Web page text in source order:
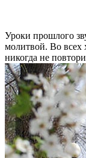
Уроки прошлого
молитвой. Во всех
никогда не